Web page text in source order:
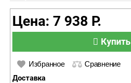
Цена: 7 938 Р.
Купить
Избранное Сравнение
Доставка